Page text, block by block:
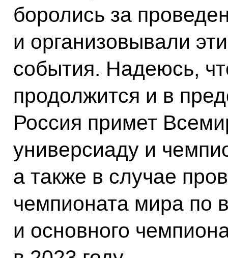
боролись за
и организовывали
события. Надеюсь,
продолжится и в
Россия примет
универсиаду и
а также в случае
чемпионата мира по
и основного